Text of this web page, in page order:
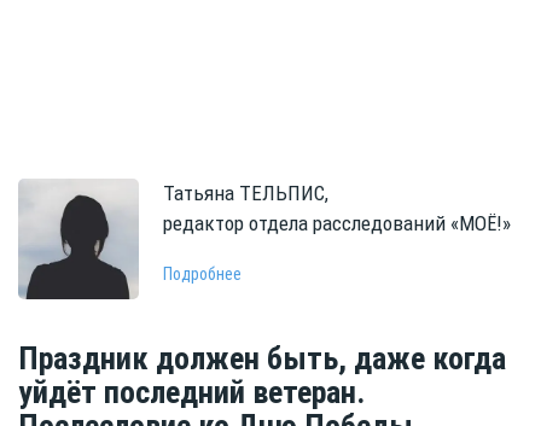
Татьяна ТЕЛЬПИС,
редактор отдела расследований «МОЁ!»
Подробнее
Праздник должен быть, даже когда
уйдёт последний ветеран.